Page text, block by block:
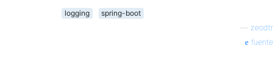
logging
spring-boot
zeodtr
fuente